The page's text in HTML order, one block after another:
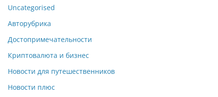
Uncategorised
Авторубрика
Достопримечательности
Криптовалюта и бизнес
Новости для путешественников
Новости плюс